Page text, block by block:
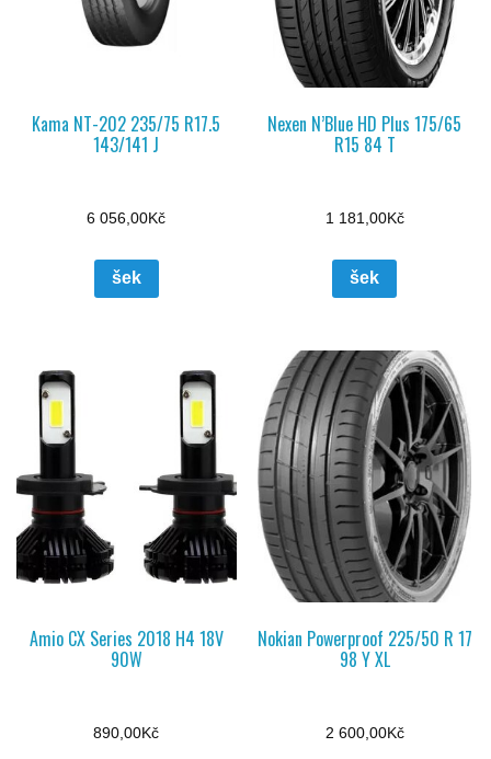
Kama NT-202 235/75 R17.5
143/141 J
6 056,00Kč
šek
Nexen N’Blue HD Plus 175/65
R15 84 T
1 181,00Kč
šek
Amio CX Series 2018 H4 18V
90W
890,00Kč
Nokian Powerproof 225/50 R 17
98 Y XL
2 600,00Kč